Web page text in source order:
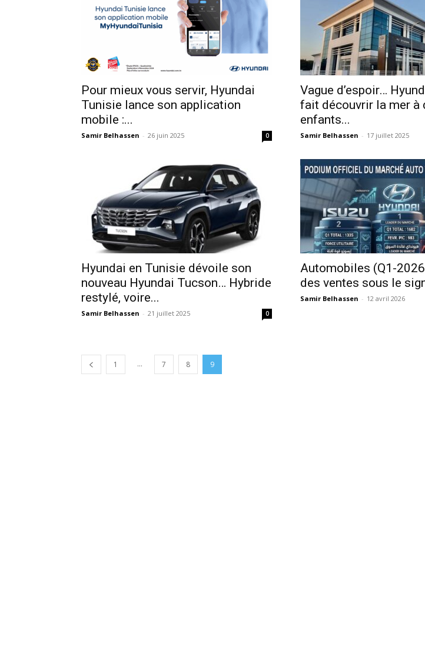
Pour mieux vous servir, Hyundai
Tunisie lance son application
mobile :...
Samir Belhassen - 26 juin 2025 0
Vague d’espoir…
fait découvrir la mer à
enfants...
Samir Belhassen - 17 juillet 2025
Hyundai en Tunisie dévoile son
nouveau Hyundai Tucson… Hybride
restylé, voire...
Samir Belhassen - 21 juillet 2025 0
Automobiles (Q1-
des ventes sous le
Samir Belhassen - 12 avril 2026
1 ... 7 8 9